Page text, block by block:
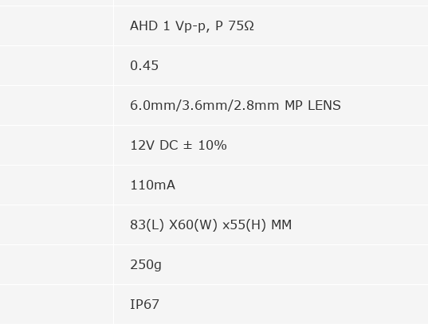
AHD 1 Vp-p, P 75Ω
0.45
6.0mm/3.6mm/2.8mm MP LENS
12V DC ± 10%
110mA
83(L) X60(W) x55(H) MM
250g
IP67